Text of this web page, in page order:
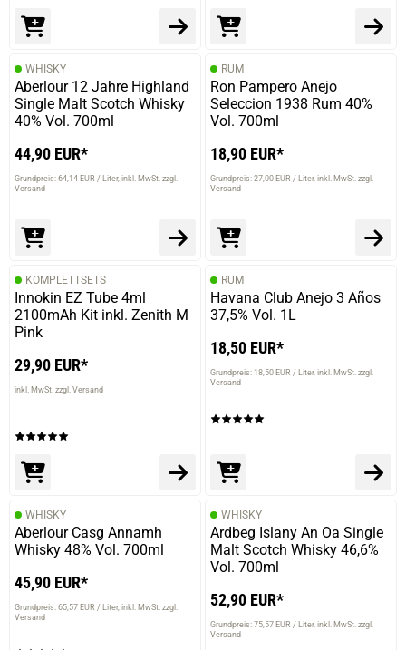
WHISKY
Aberlour 12 Jahre Highland
Single Malt Scotch Whisky
40% Vol. 700ml
44,90 EUR*
Grundpreis: 64,14 EUR / Liter inkl. MwSt. zzgl.
Versand
RUM
Ron Pampero Anejo
Seleccion 1938 Rum 40%
Vol. 700ml
18,90 EUR*
Grundpreis: 27,00 EUR / Liter inkl. MwSt. zzgl.
Versand
KOMPLETTSETS
Innokin EZ Tube 4ml
2100mAh Kit inkl. Zenith M
Pink
29,90 EUR*
inkl. MwSt. zzgl. Versand
RUM
Havana Club Anejo 3 Años
37,5% Vol. 1L
18,50 EUR*
Grundpreis: 18,50 EUR / Liter inkl. MwSt. zzgl.
Versand
WHISKY
Aberlour Casg Annamh
Whisky 48% Vol. 700ml
45,90 EUR*
Grundpreis: 65,57 EUR / Liter inkl. MwSt. zzgl.
Versand
WHISKY
Ardbeg Islany An Oa Single
Malt Scotch Whisky 46,6%
Vol. 700ml
52,90 EUR*
Grundpreis: 75,57 EUR / Liter inkl. MwSt. zzgl.
Versand